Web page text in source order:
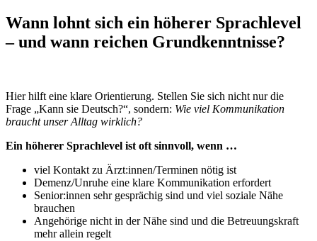
Wann lohnt sich ein höherer Sprachlevel
– und wann reichen Grundkenntnisse?
Hier hilft eine klare Orientierung. Stellen Sie sich nicht nur die
Frage „Kann sie Deutsch?“, sondern: Wie viel Kommunikation
braucht unser Alltag wirklich?
Ein höherer Sprachlevel ist oft sinnvoll, wenn …
viel Kontakt zu Ärzt:innen/Terminen nötig ist
Demenz/Unruhe eine klare Kommunikation erfordert
Senior:innen sehr gesprächig sind und viel soziale Nähe
brauchen
Angehörige nicht in der Nähe sind und die Betreuungskraft
mehr allein regelt